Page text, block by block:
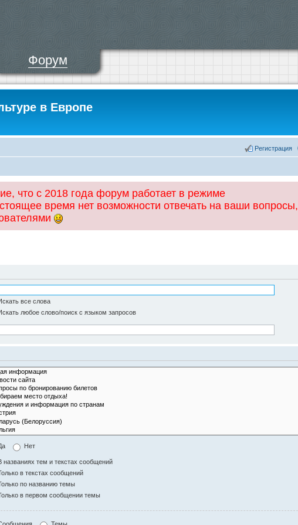
Форум
в Европе
Регистрация
что с 2018 года форум работает в режиме
время нет возможности отвечать на ваши вопросы,
все слова
любое слово/поиск с языком запросов
Нет
названиях тем и текстах сообщений
в текстах сообщений
по названию темы
в первом сообщении темы